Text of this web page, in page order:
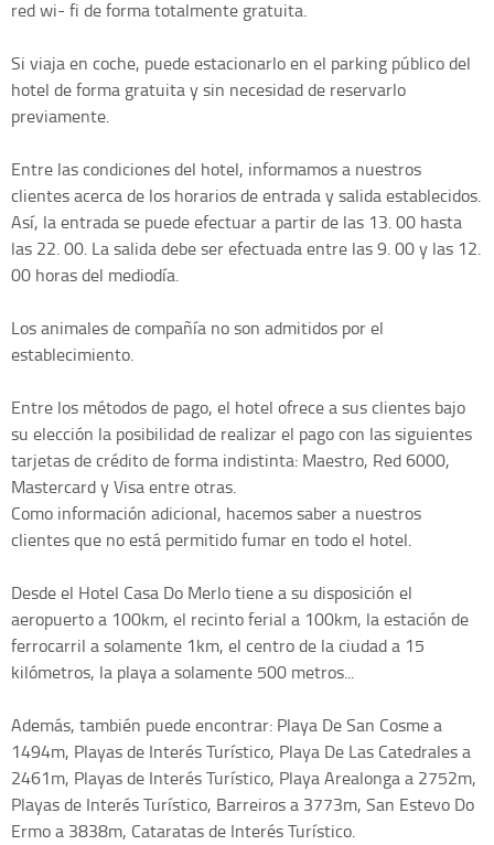
red wi- fi de forma totalmente gratuita.
Si viaja en coche, puede estacionarlo en el parking público del
hotel de forma gratuita y sin necesidad de reservarlo
previamente.
Entre las condiciones del hotel, informamos a nuestros
clientes acerca de los horarios de entrada y salida establecidos.
Así, la entrada se puede efectuar a partir de las 13. 00 hasta
las 22. 00. La salida debe ser efectuada entre las 9. 00 y las 12.
00 horas del mediodía.
Los animales de compañía no son admitidos por el
establecimiento.
Entre los métodos de pago, el hotel ofrece a sus clientes bajo
su elección la posibilidad de realizar el pago con las siguientes
tarjetas de crédito de forma indistinta: Maestro, Red 6000,
Mastercard y Visa entre otras.
Como información adicional, hacemos saber a nuestros
clientes que no está permitido fumar en todo el hotel.
Desde el Hotel Casa Do Merlo tiene a su disposición el
aeropuerto a 100km, el recinto ferial a 100km, la estación de
ferrocarril a solamente 1km, el centro de la ciudad a 15
kilómetros, la playa a solamente 500 metros...
Además, también puede encontrar: Playa De San Cosme a
1494m, Playas de Interés Turístico, Playa De Las Catedrales a
2461m, Playas de Interés Turístico, Playa Arealonga a 2752m,
Playas de Interés Turístico, Barreiros a 3773m, San Estevo Do
Ermo a 3838m, Cataratas de Interés Turístico.